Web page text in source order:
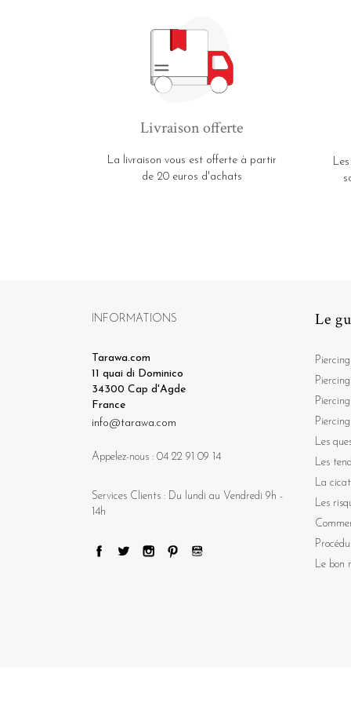
Livraison offerte
La livraison vous est offerte à partir
de 20 euros d'achats
INFORMATIONS
Tarawa.com
11 quai di Dominico
34300 Cap d'Agde
France
info@tarawa.com
Appelez-nous : 04 22 91 09 14
Services Clients : Du lundi au Vendredi 9h -
14h
Le
Les
Les
La
Les
Le bon